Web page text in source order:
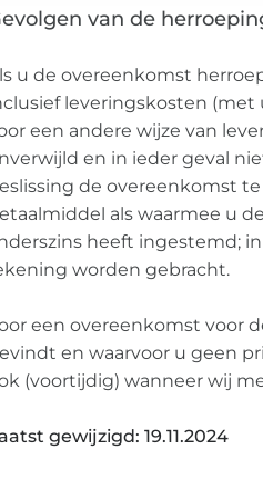
van de
u de overeenkomst
leveringskosten
een andere wijze van
en in ieder geval
de overeenkomst
als waarmee u
heeft ingestemd;
worden gebracht.
een overeenkomst voor
en waarvoor u geen
(voortijdig) wanneer wij
gewijzigd: 19.11.2024